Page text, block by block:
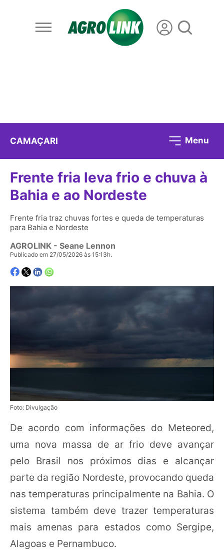
CAMAÇARI Menu
Frente fria leva frio e chuva à
Bahia e ao Nordeste
Frente fria traz chuvas fortes e queda de temperaturas
para Bahia e Nordeste
AGROLINK - Seane Lennon
Publicado em 27/05/2026 às 15:13h.
Foto: Divulgação
De acordo com informações do Meteored,
uma nova massa de ar frio deve avançar
pelo Brasil nos próximos dias e alcançar
parte da região Nordeste, provocando queda
nas temperaturas principalmente na Bahia. O
sistema também deve trazer temperaturas
mais amenas para estados como Sergipe,
Alagoas e Pernambuco.